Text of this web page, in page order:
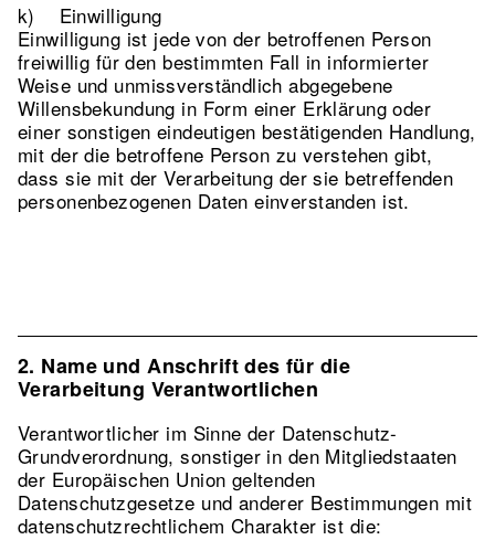
k) Einwilligung
Einwilligung ist jede von der betroffenen Person
freiwillig für den bestimmten Fall in informierter
Weise und unmissverständlich abgegebene
Willensbekundung in Form einer Erklärung oder
einer sonstigen eindeutigen bestätigenden Handlung,
mit der die betroffene Person zu verstehen gibt,
dass sie mit der Verarbeitung der sie betreffenden
personenbezogenen Daten einverstanden ist.
2. Name und Anschrift des für die
Verarbeitung Verantwortlichen
Verantwortlicher im Sinne der Datenschutz-
Grundverordnung, sonstiger in den Mitgliedstaaten
der Europäischen Union geltenden
Datenschutzgesetze und anderer Bestimmungen mit
datenschutzrechtlichem Charakter ist die: